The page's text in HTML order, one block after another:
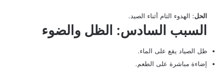
الحل: الهدوء التام أثناء الصيد.
السبب السادس: الظل والضوء
ظل الصياد يقع على الماء.
إضاءة مباشرة على الطعم.